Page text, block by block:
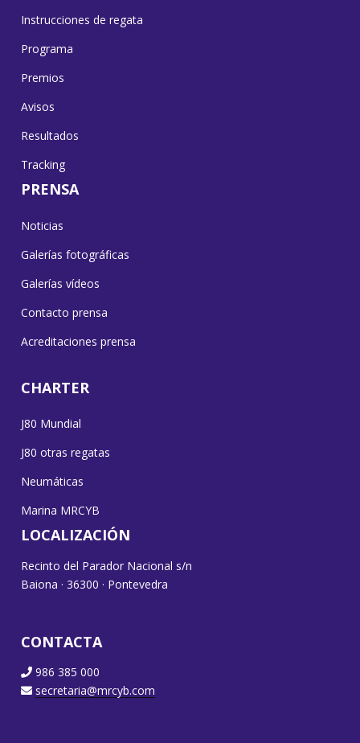
Instrucciones de regata
Programa
Premios
Avisos
Resultados
Tracking
PRENSA
Noticias
Galerías fotográficas
Galerías vídeos
Contacto prensa
Acreditaciones prensa
CHARTER
J80 Mundial
J80 otras regatas
Neumáticas
Marina MRCYB
LOCALIZACIÓN
Recinto del Parador Nacional s/n
Baiona · 36300 · Pontevedra
CONTACTA
986 385 000
secretaria@mrcyb.com